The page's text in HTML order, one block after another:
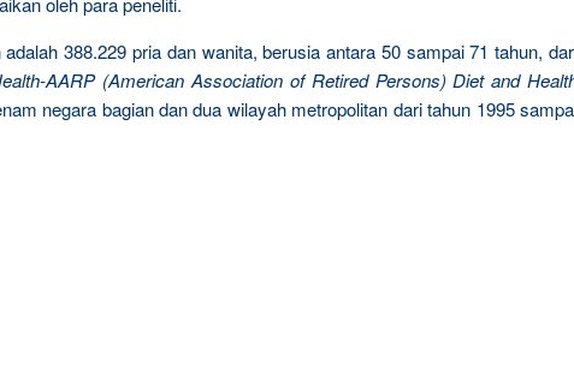
388.229 pria dan wanita, berusia antara 50 sampai 71 tahun,
AARP (American Association of Retired Persons) Diet and
negara bagian dan dua wilayah metropolitan dari tahun 1995